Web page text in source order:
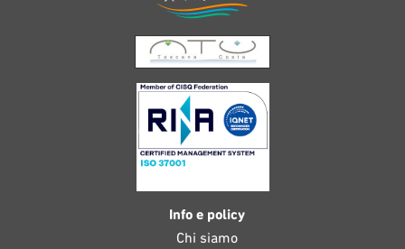
Info e policy
Chi siamo